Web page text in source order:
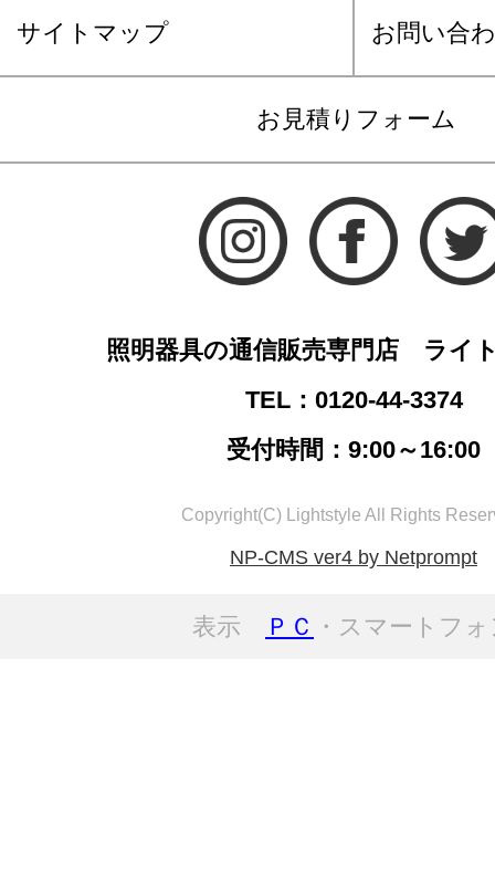
サイトマップ お問い合
お見積りフォーム
照明器具の通信販売専門店 ライ
TEL：0120-44-3374
受付時間：9:00～16:00
Copyright(C) Lightstyle All Rights
NP-CMS ver4 by Netprompt
表示 ＰＣ ・スマートフ